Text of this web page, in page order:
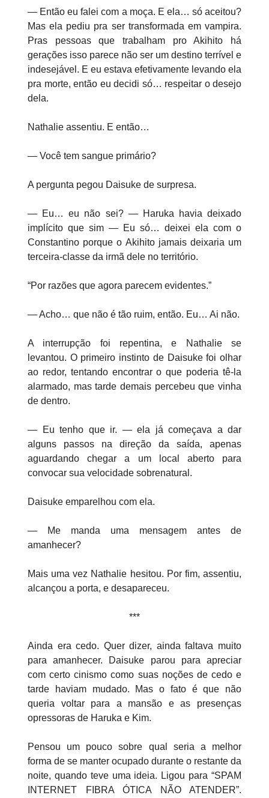
— Então eu falei com a moça. E ela… só aceitou?
Mas ela pediu pra ser transformada em vampira.
Pras pessoas que trabalham pro Akihito há
gerações isso parece não ser um destino terrível e
indesejável. E eu estava efetivamente levando ela
pra morte, então eu decidi só… respeitar o desejo
dela.
Nathalie assentiu. E então…
— Você tem sangue primário?
A pergunta pegou Daisuke de surpresa.
— Eu… eu não sei? — Haruka havia deixado
implícito que sim — Eu só… deixei ela com o
Constantino porque o Akihito jamais deixaria um
terceira-classe da irmã dele no território.
“Por razões que agora parecem evidentes.”
— Acho… que não é tão ruim, então. Eu… Ai não.
A interrupção foi repentina, e Nathalie se
levantou. O primeiro instinto de Daisuke foi olhar
ao redor, tentando encontrar o que poderia tê-la
alarmado, mas tarde demais percebeu que vinha
de dentro.
— Eu tenho que ir. — ela já começava a dar
alguns passos na direção da saída, apenas
aguardando chegar a um local aberto para
convocar sua velocidade sobrenatural.
Daisuke emparelhou com ela.
— Me manda uma mensagem antes de
amanhecer?
Mais uma vez Nathalie hesitou. Por fim, assentiu,
alcançou a porta, e desapareceu.
***
Ainda era cedo. Quer dizer, ainda faltava muito
para amanhecer. Daisuke parou para apreciar
com certo cinismo como suas noções de cedo e
tarde haviam mudado. Mas o fato é que não
queria voltar para a mansão e as presenças
opressoras de Haruka e Kim.
Pensou um pouco sobre qual seria a melhor
forma de se manter ocupado durante o restante da
noite, quando teve uma ideia. Ligou para “SPAM
INTERNET FIBRA ÓTICA NÃO ATENDER”.